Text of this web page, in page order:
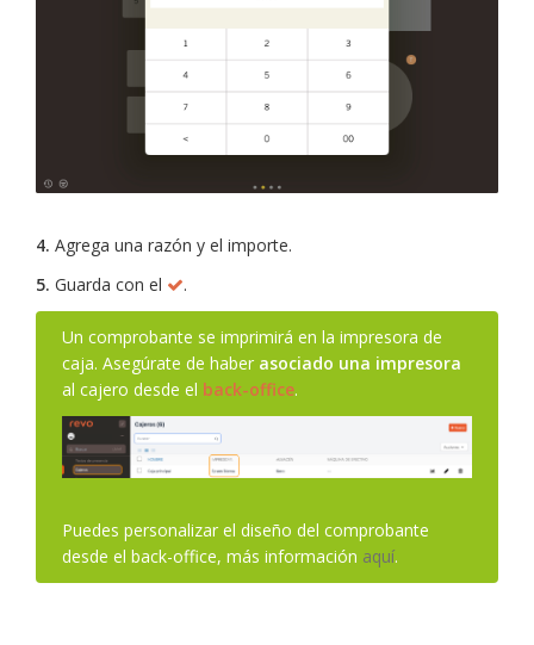
4. Agrega una razón y el importe.
5. Guarda con el .
Un comprobante se imprimirá en la impresora de
caja. Asegúrate de haber asociado una impresora
al cajero desde el back-office.
Puedes personalizar el diseño del comprobante
desde el back-office, más información aquí.